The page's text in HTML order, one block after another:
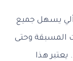
يسهل جميع
المسبقة وحتى
هذا